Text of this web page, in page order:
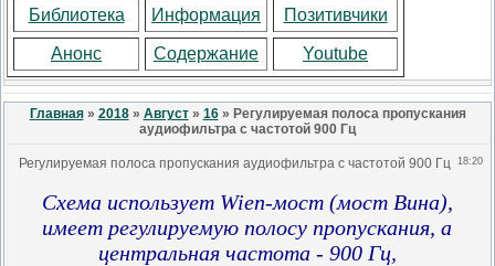
Библиотека Информация Позитивчики
Анонс Содержание Youtube
Главная» 2018 » Август » 16» Регулируемая полоса пропускания
аудиофильтра с частотой 900 Гц
18:20
Регулируемая полоса пропускания аудиофильтра с частотой 900 Гц
Схема использует Wien-мост (мост Вина),
имеет регулируемую полосу пропускания, а
центральная частота - 900 Гц,